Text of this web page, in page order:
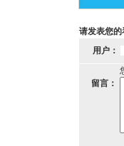
请发表您的
用户：
留言：